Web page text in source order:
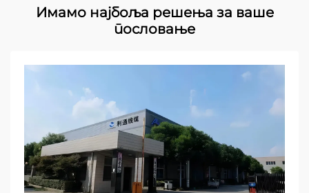
Имамо најбоља решења за ваше
пословање